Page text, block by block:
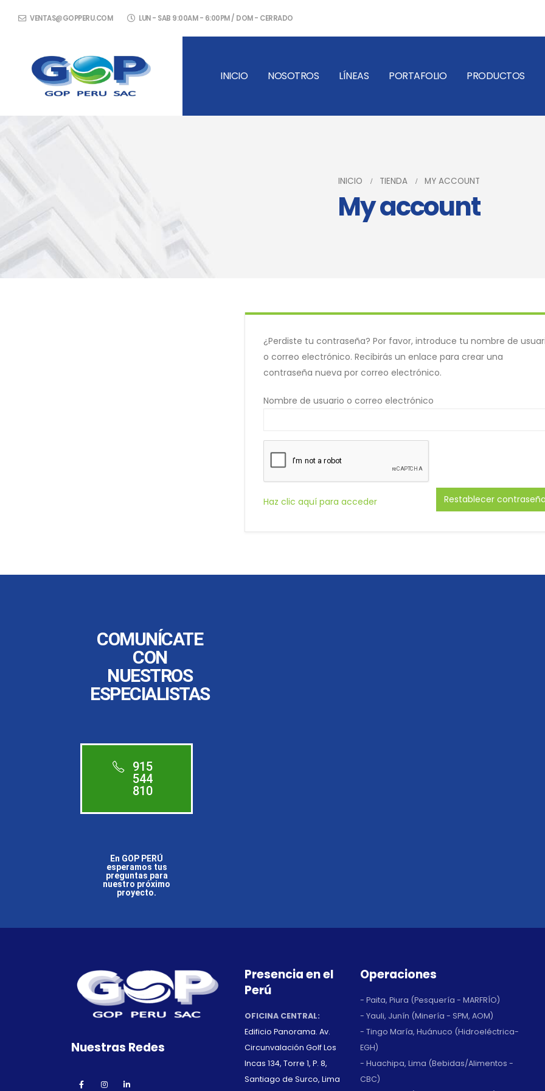
VENTAS@GOPPERU.COM LUN - SAB 9:00AM - 6:00PM / DOM - CERRADO
INICIO NOSOTROS LÍNEAS PORTAFOLIO PRODUCTOS
INICIO TIENDA MY ACCOUNT
My account
¿Perdiste tu contraseña? Por favor, introduce tu nombre de
o correo electrónico. Recibirás un enlace para crear una
contraseña nueva por correo electrónico.
Nombre de usuario o correo electrónico
Haz clic aquí para acceder Restablecer
COMUNÍCATE
CON
NUESTROS
ESPECIALISTAS
915
544
810
En GOP PERÚ
esperamos tus
preguntas para
nuestro próximo
proyecto.
Nuestras Redes
Presencia en el
Perú
OFICINA CENTRAL:
Edificio Panorama. Av.
Circunvalación Golf Los
Incas 134, Torre 1, P. 8,
Santiago de Surco, Lima
Operaciones
- Paita, Piura (Pesquería - MARFRÍO)
- Yauli, Junín (Minería - SPM, AOM)
- Tingo María, Huánuco (Hidroeléctrica-
EGH)
- Huachipa, Lima (Bebidas/Alimentos -
CBC)